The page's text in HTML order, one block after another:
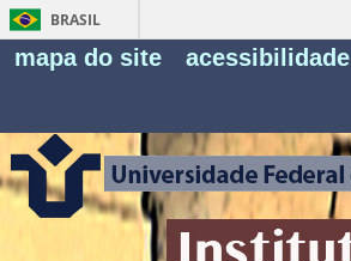
BRASIL
mapa do site acessibilidade